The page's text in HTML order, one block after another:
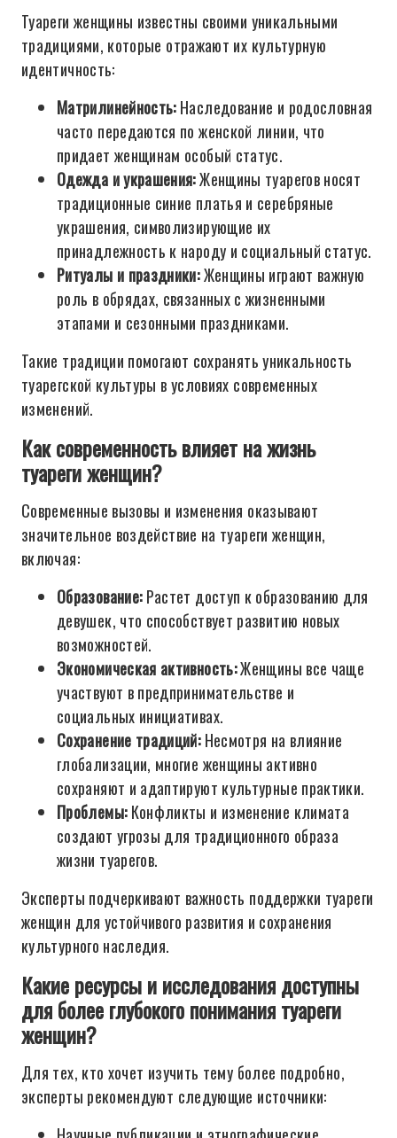
Туареги женщины известны своими уникальными
традициями, которые отражают их культурную
идентичность:
Матрилинейность:Наследование и родословная
часто передаются по женской линии, что
придает женщинам особый статус.
Одежда и украшения:Женщины туарегов носят
традиционные синие платья и серебряные
украшения, символизирующие их
принадлежность к народу и социальный статус.
Ритуалы и праздники:Женщины играют важную
роль в обрядах, связанных с жизненными
этапами и сезонными праздниками.
Такие традиции помогают сохранять уникальность
туарегской культуры в условиях современных
изменений.
Как современность влияет на жизнь
туареги женщин?
Современные вызовы и изменения оказывают
значительное воздействие на туареги женщин,
включая:
Образование:Растет доступ к образованию для
девушек, что способствует развитию новых
возможностей.
Экономическая активность:Женщины все чаще
участвуют в предпринимательстве и
социальных инициативах.
Сохранение традиций:Несмотря на влияние
глобализации, многие женщины активно
сохраняют и адаптируют культурные практики.
Проблемы:Конфликты и изменение климата
создают угрозы для традиционного образа
жизни туарегов.
Эксперты подчеркивают важность поддержки туареги
женщин для устойчивого развития и сохранения
культурного наследия.
Какие ресурсы и исследования доступны
для более глубокого понимания туареги
женщин?
Для тех, кто хочет изучить тему более подробно,
эксперты рекомендуют следующие источники: